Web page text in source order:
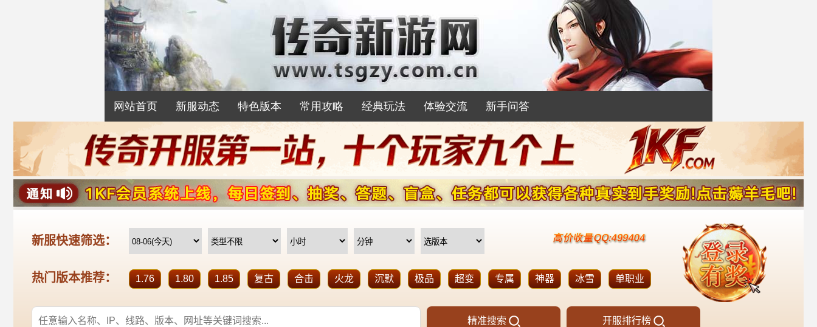
网站首页 新服动态 特色版本 常用攻略 经典玩法 体验交流 新手问答